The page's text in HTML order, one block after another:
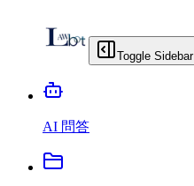
Toggle Sidebar
AI 問答